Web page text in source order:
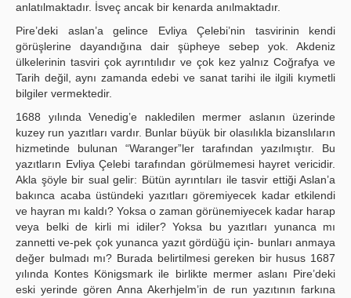
anlatılmaktadır. İsveç ancak bir kenarda anılmaktadır.
Pire’deki aslan’a gelince Evliya Çelebi’nin tasvirinin kendi
görüşlerine dayandığına dair şüpheye sebep yok. Akdeniz
ülkelerinin tasviri çok ayrıntılıdır ve çok kez yalnız Coğrafya ve
Tarih değil, aynı zamanda edebi ve sanat tarihi ile ilgili kıymetli
bilgiler vermektedir.
1688 yılında Venedig’e nakledilen mermer aslanın üzerinde
kuzey run yazıtları vardır. Bunlar büyük bir olasılıkla bizanslıların
hizmetinde bulunan “Waranger”ler tarafından yazılmıştır. Bu
yazıtların Evliya Çelebi tarafından görülmemesi hayret vericidir.
Akla şöyle bir sual gelir: Bütün ayrıntıları ile tasvir ettiği Aslan’a
bakınca acaba üstündeki yazıtları göremiyecek kadar etkilendi
ve hayran mı kaldı? Yoksa o zaman görünemiyecek kadar harap
veya belki de kirli mi idiler? Yoksa bu yazıtları yunanca mı
zannetti ve-pek çok yunanca yazıt gördüğü için- bunları anmaya
değer bulmadı mı? Burada belirtilmesi gereken bir husus 1687
yılında Kontes Königsmark ile birlikte mermer aslanı Pire’deki
eski yerinde gören Anna Akerhjelm’in de run yazıtının farkına